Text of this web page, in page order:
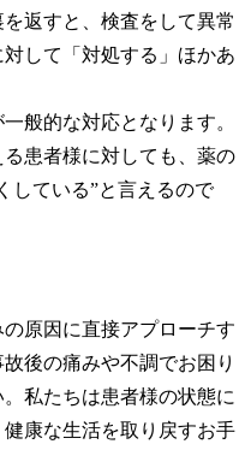
返すと、検査をして異常
して「対処する」ほかあ
般的な対応となります。
患者様に対しても、薬の
している”と言えるので
原因に直接アプローチす
後の痛みや不調でお困り
私たちは患者様の状態に
康な生活を取り戻すお手